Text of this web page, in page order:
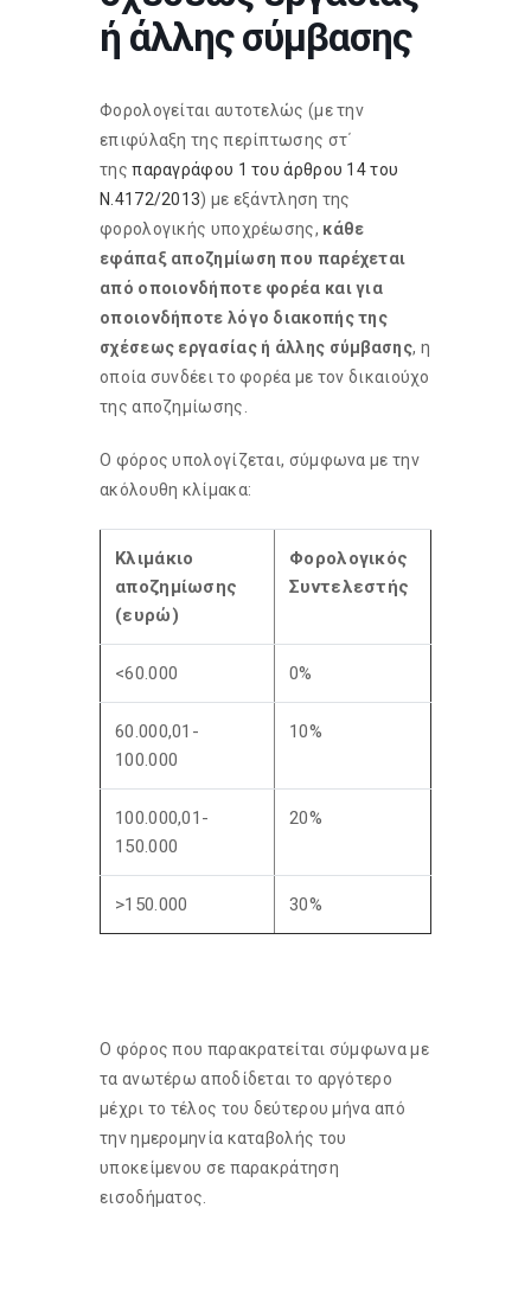
ή άλλης σύμβασης
Φορολογείται αυτοτελώς (με την
επιφύλαξη της περίπτωσης στ΄
τηςπαραγράφου 1 του άρθρου 14 του
Ν.4172/2013) με εξάντληση της
φορολογικής υποχρέωσης, κάθε
εφάπαξ αποζημίωση που παρέχεται
από οποιονδήποτε φορέα και για
οποιονδήποτε λόγο διακοπής της
σχέσεως εργασίας ή άλλης σύμβασης, η
οποία συνδέει το φορέα με τον δικαιούχο
της αποζημίωσης.
Ο φόρος υπολογίζεται, σύμφωνα με την
ακόλουθη κλίμακα:
Κλιμάκιο
αποζημίωσης
(ευρώ)
Φορολογικός
Συντελεστής
<60.000 0%
60.000,01-
100.000
10%
100.000,01-
150.000
20%
>150.000 30%
Ο φόρος που παρακρατείται σύμφωνα με
τα ανωτέρω αποδίδεται το αργότερο
μέχρι το τέλος του δεύτερου μήνα από
την ημερομηνία καταβολής του
υποκείμενου σε παρακράτηση
εισοδήματος.